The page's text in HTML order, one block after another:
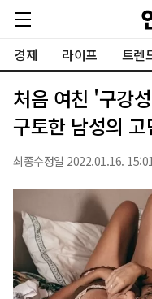
경제 라이프 트렌
처음 여친 '구강
구토한 남성의 고
최종수정일 2022.01.16. 15:01